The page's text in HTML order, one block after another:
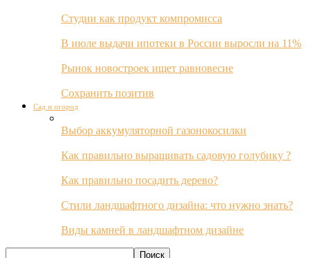
Студии как продукт компромисса
В июле выдачи ипотеки в России выросли на 11%
Рынок новостроек ищет равновесие
Сохранить позитив
Сад и огород
Выбор аккумуляторной газонокосилки
Как правильно выращивать садовую голубику ?
Как правильно посадить дерево?
Стили ландшафтного дизайна: что нужно знать?
Виды камней в ландшафтном дизайне